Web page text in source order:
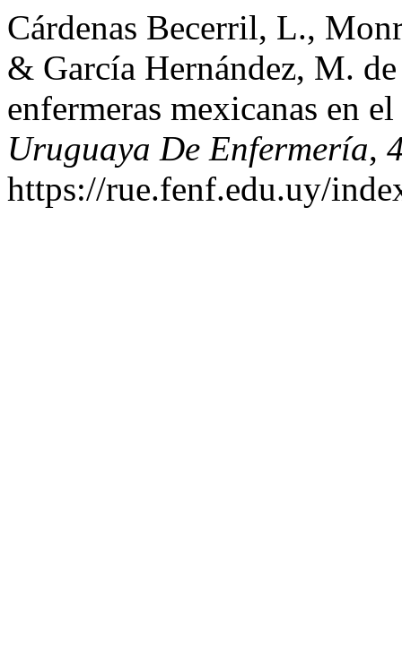
Cárdenas Becerril, L.,
& García Hernández, M.
enfermeras mexicanas en
Uruguaya De Enfermería,
https://rue.fenf.edu.uy/